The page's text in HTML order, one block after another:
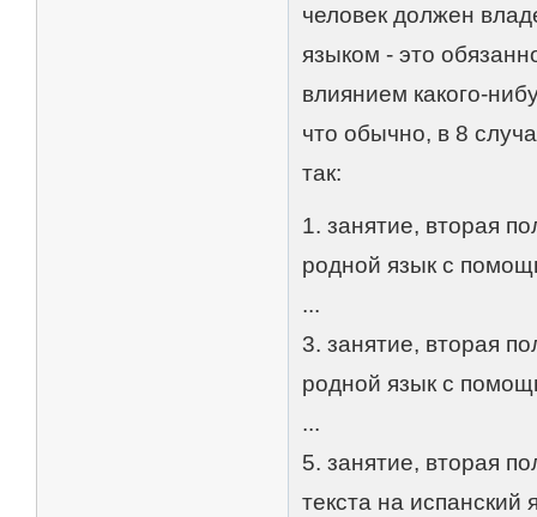
человек должен
языком - это
влиянием какого-
что обычно, в 8
так:
1. занятие, вторая
родной язык с
...
3. занятие, вторая
родной язык с
...
5. занятие, вторая
текста на